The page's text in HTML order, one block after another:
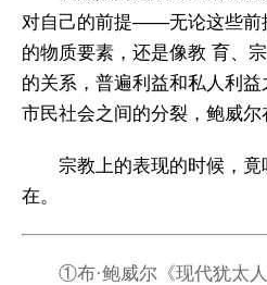
对自己的前提——无论这些前
的物质要素，还是像教 育、
的关系，普遍利益和私人利
市民社会之间的分裂，鲍威
宗教上的表现的时候，
在。
①布·鲍威尔《现代犹太